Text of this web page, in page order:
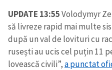
UPDATE 13:55Volodymyr
să livreze rapid mai multe
după un val de lovituri cu
rusești au ucis cel puțin 11
lovească civili”,a punctat